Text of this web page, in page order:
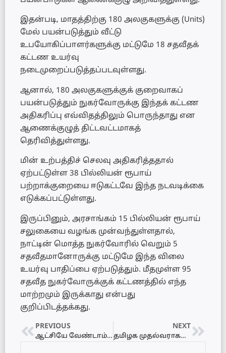
இதன்படி, மாதத்திற்கு 180 அலகுகளுக்கு (Units)
மேல் பயன்படுத்தும் வீட்டு
உபயோகிப்பாளர்களுக்கு மட்டுமே 18 சதவீதக்
கட்டண உயர்வு
நடைமுறைப்படுத்தப்படவுள்ளது.
ஆனால், 180 அலகுகளுக்குக் குறைவாகப்
பயன்படுத்தும் நுகர்வோருக்கு இந்தக் கட்டண
அதிகரிப்பு எவ்விதத்திலும் பொருந்தாது என
ஆணைக்குழுத் திட்டவட்டமாகத்
தெரிவித்துள்ளது.
மின் உற்பத்திச் செலவு அதிகரித்ததால்
ஏற்பட்டுள்ள 38 பில்லியன் ரூபாய்
பற்றாக்குறையை ஈடுகட்டவே இந்த நடவடிக்கை
எடுக்கப்பட்டுள்ளது.
இருப்பினும், அரசாங்கம் 15 பில்லியன் ரூபாய்
சலுகையை வழங்க முன்வந்துள்ளதால்,
நாட்டின் மொத்த நுகர்வோரில் வெறும் 5
சதவீதமானோருக்கு மட்டுமே இந்த விலை
உயர்வு பாதிப்பை ஏற்படுத்தும். மீதமுள்ள 95
சதவீத நுகர்வோருக்குக் கட்டணத்தில் எந்த
மாற்றமும் இருக்காது என்பது
குறிப்பிடத்தக்கது.
PREVIOUS
ஆட்சியே வேண்டாம்.. மக்களிடமே செல்வேன்! – விஜய்யின் அதிரடி முடிவால் திகைப்பில் தமிழகம்!
NEXT
தமிழக முதல்வராகப் பதவியேற்ற விஜய்க்கு ஜனாதிபதி அநுர குமார திஸாநாயக்க வாழ்த்து!